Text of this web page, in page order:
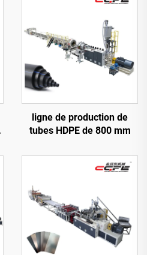
ligne de production de
tubes HDPE de 800 mm